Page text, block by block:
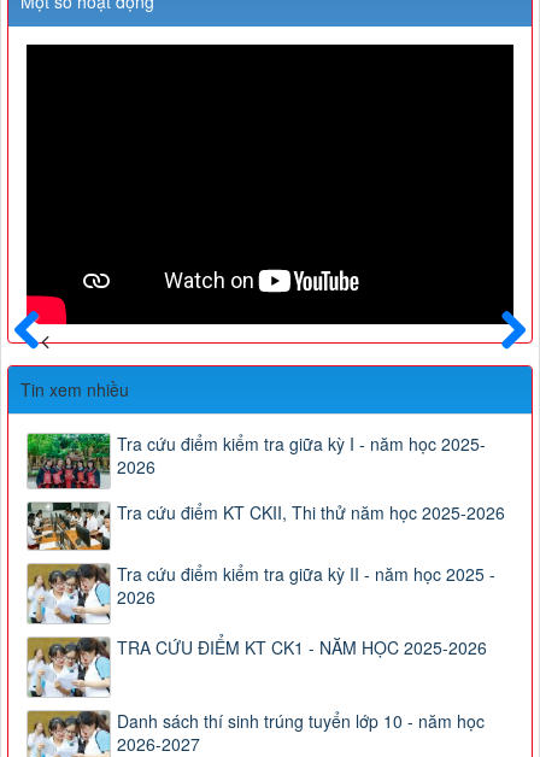
Sau
Trước
Tin xem nhiều
Tra cứu điểm kiểm tra giữa kỳ I - năm học 2025-
2026
Tra cứu điểm KT CKII, Thi thử năm học 2025-2026
Tra cứu điểm kiểm tra giữa kỳ II - năm học 2025 -
2026
TRA CỨU ĐIỂM KT CK1 - NĂM HỌC 2025-2026
Danh sách thí sinh trúng tuyển lớp 10 - năm học
2026-2027